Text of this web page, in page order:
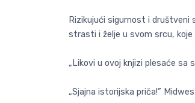
Rizikujući sigurnost i društveni
strasti i želje u svom srcu, koje
„Likovi u ovoj knjizi plesaće sa
„Sjajna istorijska priča!”